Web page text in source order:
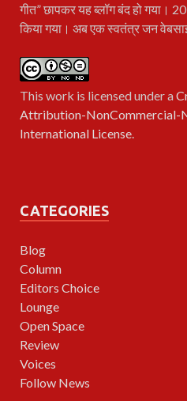
गीत” छापकर यह ब्लॉग बंद हो गया।
किया गया। अब एक स्वतंत्र जन
This work is licensed under a
Attribution-NonCommercial-
International License
CATEGORIES
Blog
Column
Editors Choice
Lounge
Open Space
Review
Voices
Follow News